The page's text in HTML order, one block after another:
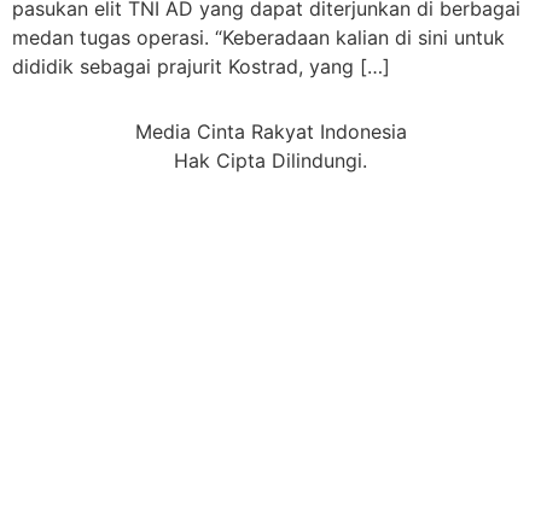
pasukan elit TNI AD yang dapat diterjunkan di berbagai
medan tugas operasi. “Keberadaan kalian di sini untuk
dididik sebagai prajurit Kostrad, yang […]
Media Cinta Rakyat Indonesia
Hak Cipta Dilindungi.